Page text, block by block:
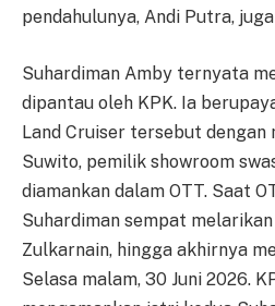
pendahulunya, Andi Putra,
Suhardiman Amby ternyata
dipantau oleh KPK. Ia
Land Cruiser tersebut dengan
Suwito, pemilik showroom
diamankan dalam OTT. Saat
Suhardiman sempat
Zulkarnain, hingga akhirnya
Selasa malam, 30 Juni 2026.